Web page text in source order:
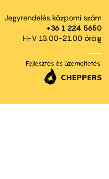
Jegyrendelés központi szám
+36 1 224 5650
H-V 13.00-21.00 óráig
Fejlesztés és üzemeltetés: